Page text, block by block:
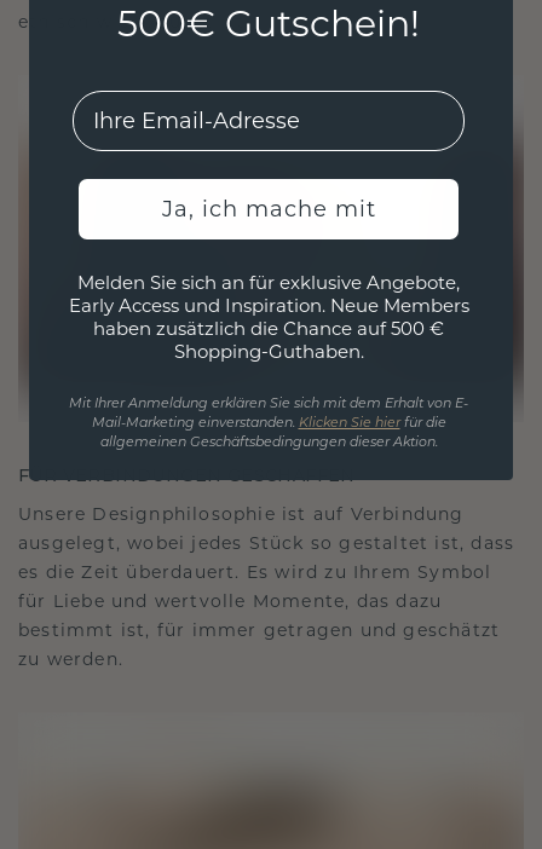
ethisch wie exquisit ist.
FÜR VERBINDUNGEN GESCHAFFEN
Unsere Designphilosophie ist auf Verbindung
ausgelegt, wobei jedes Stück so gestaltet ist, dass
es die Zeit überdauert. Es wird zu Ihrem Symbol
für Liebe und wertvolle Momente, das dazu
bestimmt ist, für immer getragen und geschätzt
zu werden.
500€ Gutschein!
EMail
Ja, ich mache mit
Melden Sie sich an für exklusive Angebote,
Early Access und Inspiration. Neue Members
haben zusätzlich die Chance auf 500 €
Shopping-Guthaben.
Mit Ihrer Anmeldung erklären Sie sich mit dem Erhalt von E-
Mail-Marketing einverstanden. Klicken Sie hierfür die
allgemeinen Geschäftsbedingungen dieser Aktion.